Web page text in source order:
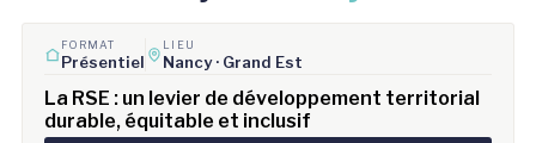
FORMAT
Présentiel
LIEU
Nancy · Grand Est
La RSE : un levier de développement territorial
durable, équitable et inclusif